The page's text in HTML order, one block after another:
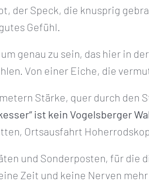
der Speck, die knusprig
Gefühl.
genau zu sein, das hier in
Von einer Eiche, die
Stärke, quer durch den
ist kein Vogelsberger
Ortsausfahrt
und Sonderposten, für die
Zeit und keine Nerven